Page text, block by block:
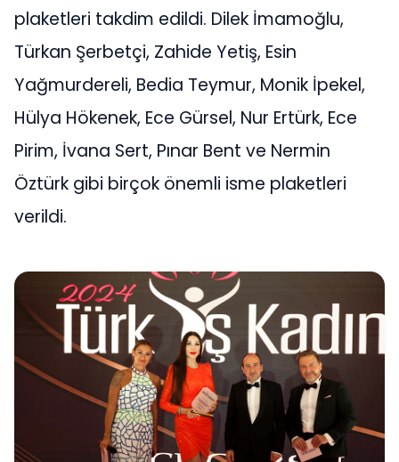
plaketleri takdim edildi. Dilek İmamoğlu,
Türkan Şerbetçi, Zahide Yetiş, Esin
Yağmurdereli, Bedia Teymur, Monik İpekel,
Hülya Hökenek, Ece Gürsel, Nur Ertürk, Ece
Pirim, İvana Sert, Pınar Bent ve Nermin
Öztürk gibi birçok önemli isme plaketleri
verildi.